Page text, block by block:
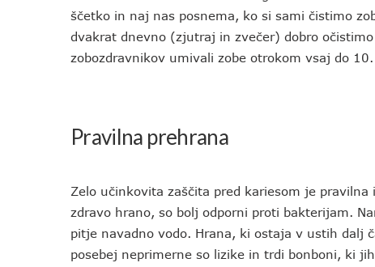
ščetko in naj nas posnema, ko si sami čistimo
dvakrat dnevno (zjutraj in zvečer) dobro
zobozdravnikov umivali zobe otrokom vsaj do
Pravilna prehrana
Zelo učinkovita zaščita pred kariesom je
zdravo hrano, so bolj odporni proti bakterijam.
pitje navadno vodo. Hrana, ki ostaja v ustih dalj
posebej neprimerne so lizike in trdi bonboni, ki